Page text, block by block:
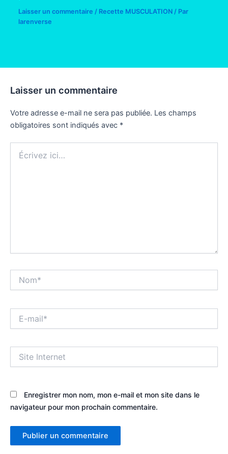
Laisser un commentaire / Recette MUSCULATION / Par
larenverse
Laisser un commentaire
Votre adresse e-mail ne sera pas publiée. Les champs
obligatoires sont indiqués avec *
ici…
mail*
Internet
Enregistrer mon nom, mon e-mail et mon site dans le
navigateur pour mon prochain commentaire.